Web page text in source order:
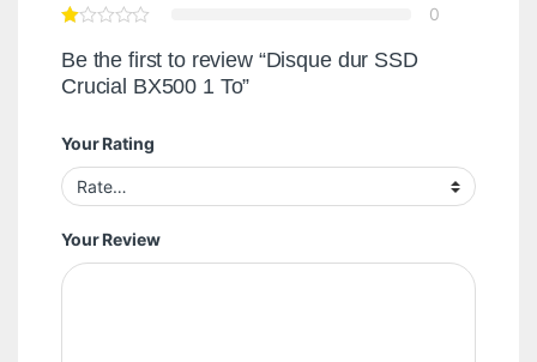
0
Be the first to review “Disque dur SSD
Crucial BX500 1 To”
Your Rating
Your Review